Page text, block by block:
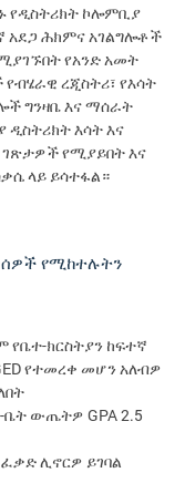
የዲስትሪክት ኮሎምቢያ
አደጋ ሕክምና አገልግሎቶች
የአንድ አመት
ረጂስትሪ፣ የእሳት
ግንዛቤ እና ማሰራት
እሳት እና
የሚያይበት እና
ላይ ይሳተፋል።
የሚከተሉትን
የቤተ-ክርስትያን ከፍተኛ
የተመረቀ መሆን አለብዎ
ውጤትዎ GPA 2.5
ሊኖርዎ ይገባል